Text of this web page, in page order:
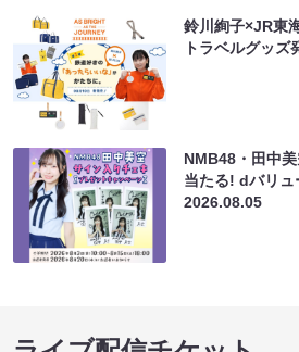
鈴川絢子×JR東
トラベルグッ
NMB48・田中
当たる! dバリュ
2026.08.05